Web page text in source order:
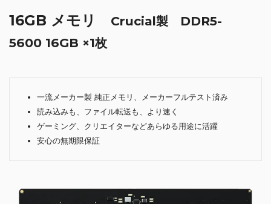
16GB メモリ
Crucial製 DDR5-
5600 16GB ×1枚
一流メーカー製 純正メモリ、メーカーフルテスト済み
読み込みも、ファイル転送も、より速く
ゲーミング、クリエイターなどあらゆる用途に活躍
安心の無期限保証